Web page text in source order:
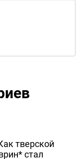
тверской
стал